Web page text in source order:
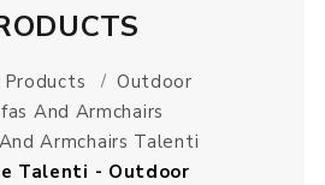
Products
Outdoor
And Armchairs
Armchairs Talenti
Talenti - Outdoor